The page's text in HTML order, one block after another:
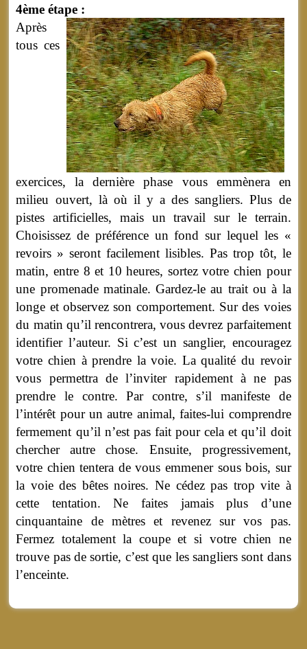
4ème étape :
Après
tous ces
exercices, la dernière phase vous emmènera en
milieu ouvert, là où il y a des sangliers. Plus de
pistes artificielles, mais un travail sur le terrain.
Choisissez de préférence un fond sur lequel les «
revoirs » seront facilement lisibles. Pas trop tôt, le
matin, entre 8 et 10 heures, sortez votre chien pour
une promenade matinale. Gardez-le au trait ou à la
longe et observez son comportement. Sur des voies
du matin qu’il rencontrera, vous devrez parfaitement
identifier l’auteur. Si c’est un sanglier, encouragez
votre chien à prendre la voie. La qualité du revoir
vous permettra de l’inviter rapidement à ne pas
prendre le contre. Par contre, s’il manifeste de
l’intérêt pour un autre animal, faites-lui comprendre
fermement qu’il n’est pas fait pour cela et qu’il doit
chercher autre chose. Ensuite, progressivement,
votre chien tentera de vous emmener sous bois, sur
la voie des bêtes noires. Ne cédez pas trop vite à
cette tentation. Ne faites jamais plus d’une
cinquantaine de mètres et revenez sur vos pas.
Fermez totalement la coupe et si votre chien ne
trouve pas de sortie, c’est que les sangliers sont dans
l’enceinte.